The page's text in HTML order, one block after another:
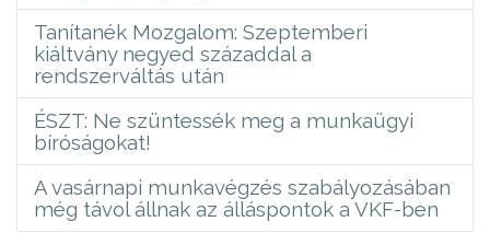
Tanítanék Mozgalom: Szeptemberi
kiáltvány negyed századdal a
rendszerváltás után
ÉSZT: Ne szüntessék meg a munkaügyi
bíróságokat!
A vasárnapi munkavégzés szabályozásában
még távol állnak az álláspontok a VKF-ben